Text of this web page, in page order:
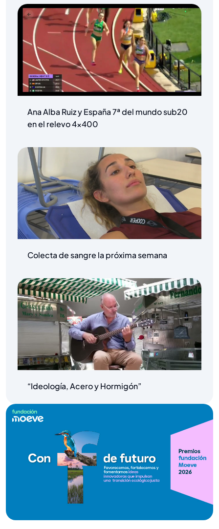
Ana Alba Ruiz y España 7ª del mundo sub20
en el relevo 4×400
Colecta de sangre la próxima semana
“Ideología, Acero y Hormigón”